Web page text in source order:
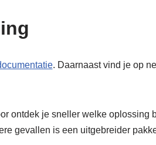
. Daarnaast vind je op
ontdek je sneller welke oplossing
gevallen is een uitgebreider